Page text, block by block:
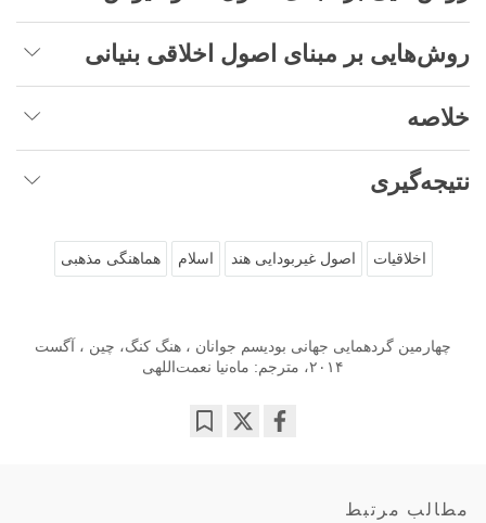
روش‌هایی بر مبنای اصول اخلاقی بنیانی
خلاصه
نتیجه‌گیری
اخلاقیات اصول غیربودایی هند اسلام هماهنگی مذهبی
چهارمین گردهمایی جهانی بودیسم جوانان ، هنگ کنگ، چین ، آگست
۲۰۱۴، مترجم: ماه‌نیا نعمت‌اللهی
مطالب مرتبط